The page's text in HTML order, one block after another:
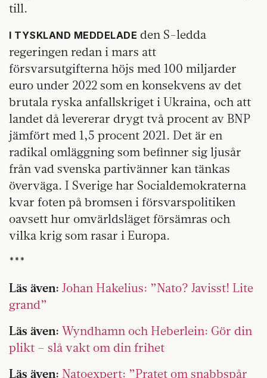
till.
I TYSKLAND MEDDELADE den S-ledda
regeringen redan i mars att
försvarsutgifterna höjs med 100 miljarder
euro under 2022 som en konsekvens av det
brutala ryska anfallskriget i Ukraina, och att
landet då levererar drygt två procent av BNP
jämfört med 1,5 procent 2021. Det är en
radikal omläggning som befinner sig ljusår
från vad svenska partivänner kan tänkas
överväga. I Sverige har Socialdemokraterna
kvar foten på bromsen i försvarspolitiken
oavsett hur omvärldsläget försämras och
vilka krig som rasar i Europa.
***
Läs även: Johan Hakelius: ”Nato? Javisst! Lite
grand”
Läs även: Wyndhamn och Heberlein: Gör din
plikt – slå vakt om din frihet
Läs även: Natoexpert: ”Pratet om snabbspår